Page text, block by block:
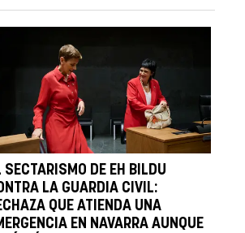
SECTARISMO DE EH BILDU
LA GUARDIA CIVIL:
QUE ATIENDA UNA
EN NAVARRA AUNQUE